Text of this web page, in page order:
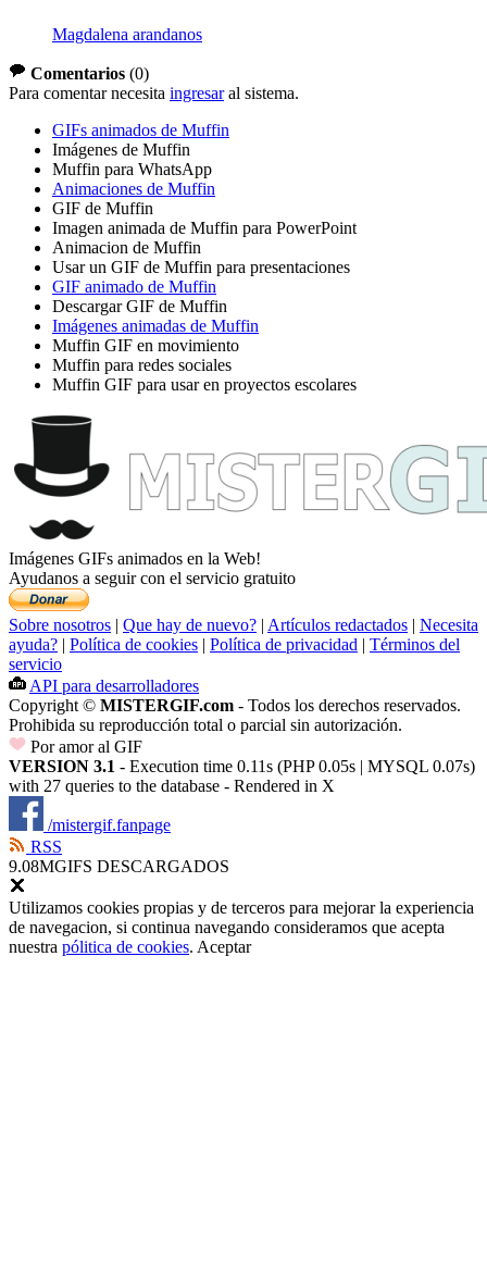
Magdalena arandanos
Comentarios (0)
Para comentar necesita ingresaral sistema.
GIFs animados de Muffin
Imágenes de Muffin
Muffin para WhatsApp
Animaciones de Muffin
GIF de Muffin
Imagen animada de Muffin para PowerPoint
Animacion de Muffin
Usar un GIF de Muffin para presentaciones
GIF animado de Muffin
Descargar GIF de Muffin
Imágenes animadas de Muffin
Muffin GIF en movimiento
Muffin para redes sociales
Muffin GIF para usar en proyectos escolares
Imágenes GIFs animados en la Web!
Ayudanos a seguir con el servicio gratuito
Sobre nosotros | Que hay de nuevo? | Artículos redactados | Necesita
ayuda? | Política de cookies | Política de privacidad | Términos del
servicio
API para desarrolladores
Copyright © MISTERGIF.com - Todos los derechos reservados.
Prohibida su reproducción total o parcial sin autorización.
Por amor al GIF
VERSION 3.1 - Execution time 0.11s (PHP 0.05s | MYSQL 0.07s)
with 27 queries to the database - Rendered in X
/mistergif.fanpage
RSS
9.08MGIFS DESCARGADOS
Utilizamos cookies propias y de terceros para mejorar la experiencia
de navegacion, si continua navegando consideramos que acepta
nuestra pólitica de cookies. Aceptar